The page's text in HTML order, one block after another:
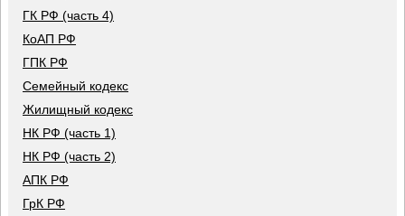
ГК РФ (часть 4)
КоАП РФ
ГПК РФ
Семейный кодекс
Жилищный кодекс
НК РФ (часть 1)
НК РФ (часть 2)
АПК РФ
ГрК РФ